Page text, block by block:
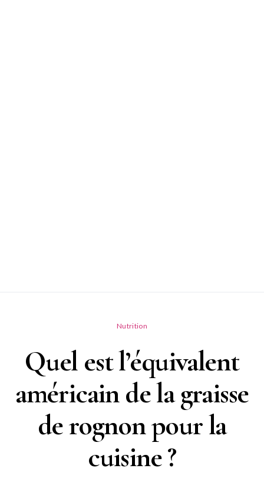
Nutrition
Quel est l’équivalent
américain de la graisse
de rognon pour la
cuisine ?